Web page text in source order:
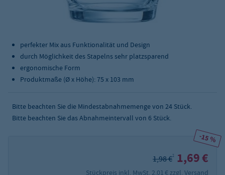
perfekter Mix aus Funktionalität und Design
durch Möglichkeit des Stapelns sehr platzsparend
ergonomische Form
Produktmaße (Ø x Höhe): 75 x 103 mm
Bitte beachten Sie die Mindestabnahmemenge von 24 Stück.
Bitte beachten Sie das Abnahmeintervall von 6 Stück.
-15 %
1,98 €2 1,69 €
Stückpreis inkl. MwSt. 2,01 € zzgl. Versand